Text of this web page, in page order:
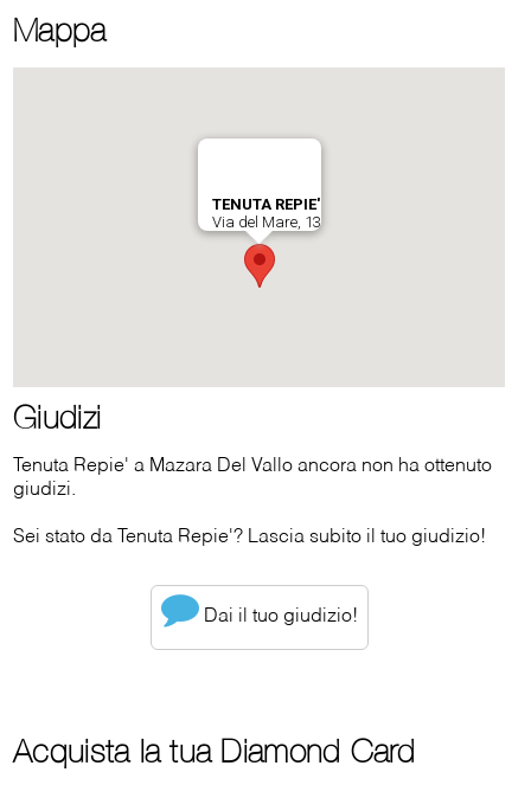
Mappa
Giudizi
Tenuta Repie' a Mazara Del Vallo ancora non ha ottenuto
giudizi.
Sei stato da Tenuta Repie'? Lascia subito il tuo giudizio!
Dai il tuo giudizio!
Acquista la tua Diamond Card